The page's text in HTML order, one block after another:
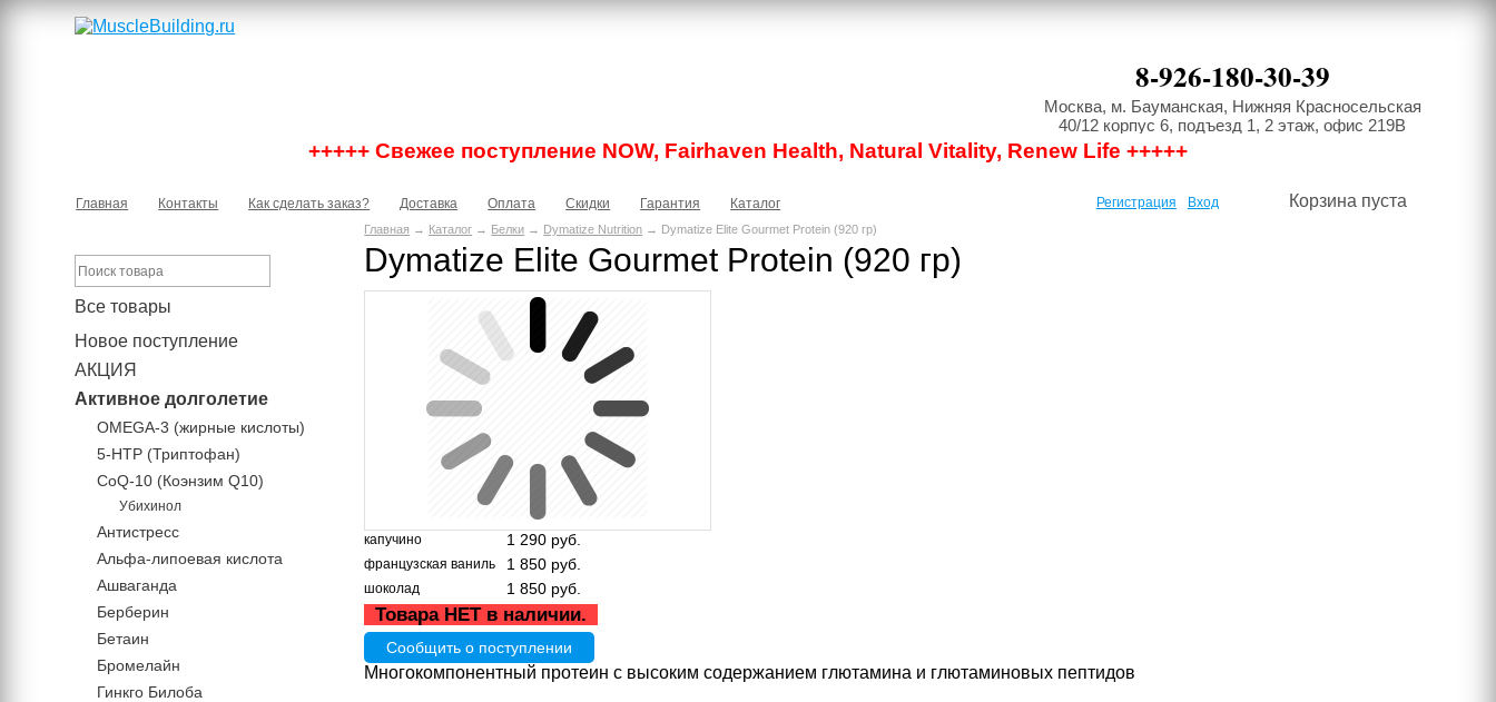
8-926-180-30-39
Москва, м. Бауманская, Нижняя Красносельская
40/12 корпус 6, подъезд 1, 2 этаж, офис 219В
+++++ Свежее поступление NOW, Fairhaven Health, Natural Vitality, Renew Life +++++
Главная Контакты Как сделать заказ? Доставка Оплата Скидки Гарантия Каталог Корзина пуста
Регистрация Вход
Главная → Каталог → Белки → Dymatize Nutrition → Dymatize Elite Gourmet Protein (920 гр)
Dymatize Elite Gourmet Protein (920 гр)
капучино 1 290 руб.
французская ваниль 1 850 руб.
шоколад 1 850 руб.
Товара НЕТ в наличии.
Сообщить о поступлении
Многокомпонентный протеин с высоким содержанием глютамина и глютаминовых пептидов
Все товары
Новое поступление
АКЦИЯ
Активное долголетие
OMEGA-3 (жирные кислоты)
5-HTP (Триптофан)
CoQ-10 (Коэнзим Q10)
Убихинол
Антистресс
Альфа-липоевая кислота
Ашваганда
Берберин
Бетаин
Бромелайн
Гинкго Билоба